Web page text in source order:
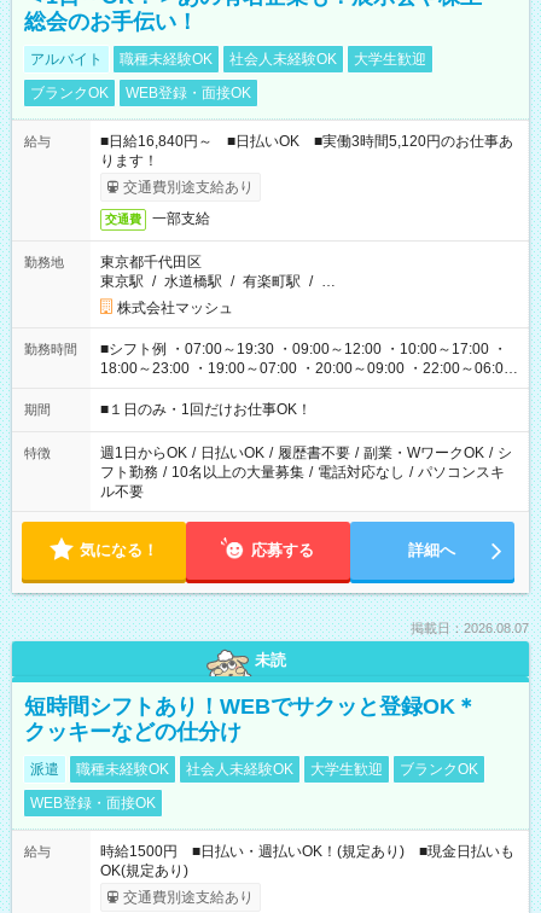
総会のお手伝い！
アルバイト 職種未経験OK 社会人未経験OK
大学生歓迎
ブランクOK
WEB登録・面接OK
給与
■日給16,840円～ ■日払いOK ■実働3時間5,120円のお仕事あ
ります！
交通費別途支給あり
交通費 一部支給
勤務地
東京都千代田区
東京駅 / 水道橋駅 / 有楽町駅 / …
株式会社マッシュ
勤務時間
■シフト例 ・07:00～19:30 ・09:00～12:00 ・10:00～17:00 ・
18:00～23:00 ・19:00～07:00 ・20:00～09:00 ・22:00～06:00
etc ★最短で3時間で5,120円のお仕事から 15時間で2万円近く稼
げるお仕事も！ ご希望のお時間に合わせてご紹介！ ※シフトは
ください！
期間 ■１日のみ・1回だけお仕事OK！
特徴 週1日からOK / 日払いOK / 履歴書不要 / 副業・WワークOK / シ
フト勤務 / 10名以上の大量募集 / 電話対応なし / パソコンスキ
ル不要
気になる！ 応募する 詳細へ
掲載日：2026.08.07
未読
短時間シフトあり！WEBでサクッと登録OK＊
クッキーなどの仕分け
派遣 職種未経験OK 社会人未経験OK 大学生歓迎
ブランクOK
WEB登録・面接OK
給与
時給1500円 ■日払い・週払いOK！(規定あり) ■現金日払いも
OK(規定あり)
交通費別途支給あり